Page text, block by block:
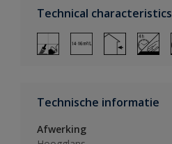
Technical characteristics
Technische informatie
Afwerking